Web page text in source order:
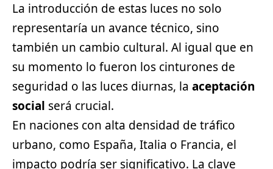
La introducción de estas luces no solo
representaría un avance técnico, sino
también un cambio cultural. Al igual que en
su momento lo fueron los cinturones de
seguridad o las luces diurnas, la aceptación
social será crucial.
En naciones con alta densidad de tráfico
urbano, como España, Italia o Francia, el
impacto podría ser significativo. La clave